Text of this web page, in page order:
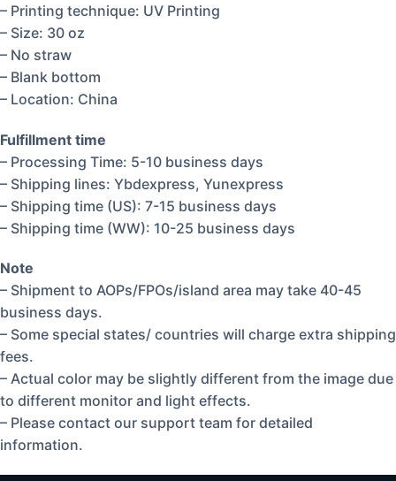
– Printing technique: UV Printing
– Size: 30 oz
– No straw
– Blank bottom
– Location: China
Fulfillment time
– Processing Time: 5-10 business days
– Shipping lines: Ybdexpress, Yunexpress
– Shipping time (US): 7-15 business days
– Shipping time (WW): 10-25 business days
Note
– Shipment to AOPs/FPOs/island area may take 40-45
business days.
– Some special states/ countries will charge extra shipping
fees.
– Actual color may be slightly different from the image due
to different monitor and light effects.
– Please contact our support team for detailed
information.